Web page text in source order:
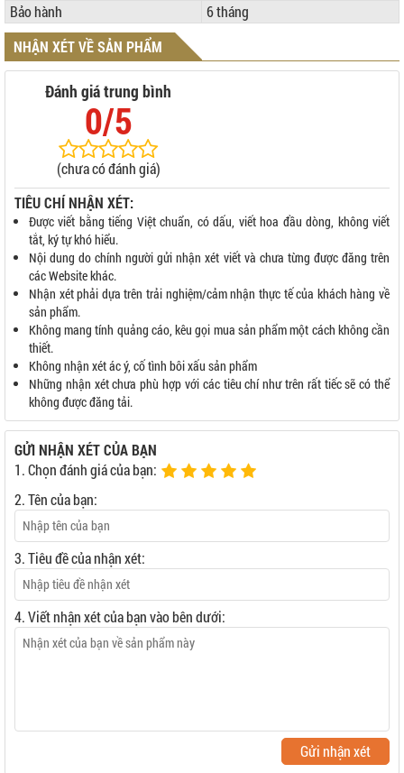
Bảo hành
6 tháng
NHẬN XÉT VỀ SẢN PHẨM
Đánh giá trung bình
0/5
(chưa có đánh giá)
TIÊU CHÍ NHẬN XÉT:
Được viết bằng tiếng Việt chuẩn, có dấu, viết hoa đầu dòng, không viết
tắt, ký tự khó hiểu.
Nội dung do chính người gửi nhận xét viết và chưa từng được đăng trên
các Website khác.
Nhận xét phải dựa trên trải nghiệm/cảm nhận thực tế của khách hàng về
sản phẩm.
Không mang tính quảng cáo, kêu gọi mua sản phẩm một cách không cần
thiết.
Không nhận xét ác ý, cố tình bôi xấu sản phẩm
Những nhận xét chưa phù hợp với các tiêu chí như trên rất tiếc sẽ có thể
không được đăng tải.
GỬI NHẬN XÉT CỦA BẠN
1. Chọn đánh giá của bạn:
2. Tên của bạn:
3. Tiêu đề của nhận xét:
4. Viết nhận xét của bạn vào bên dưới:
Gửi nhận xét